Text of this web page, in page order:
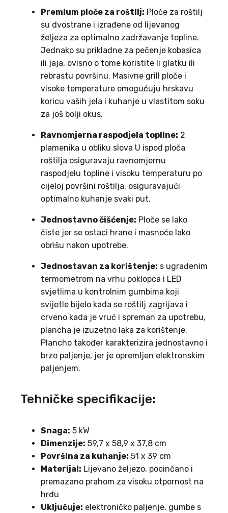
Premium ploče za roštilj: Ploče za roštilj
su dvostrane i izrađene od lijevanog
željeza za optimalno zadržavanje topline.
Jednako su prikladne za pečenje kobasica
ili jaja, ovisno o tome koristite li glatku ili
rebrastu površinu. Masivne grill ploče i
visoke temperature omogućuju hrskavu
koricu vaših jela i kuhanje u vlastitom soku
za još bolji okus.
Ravnomjerna raspodjela topline: 2
plamenika u obliku slova U ispod ploča
roštilja osiguravaju ravnomjernu
raspodjelu topline i visoku temperaturu po
cijeloj površini roštilja, osiguravajući
optimalno kuhanje svaki put.
Jednostavno čišćenje: Ploče se lako
čiste jer se ostaci hrane i masnoće lako
obrišu nakon upotrebe.
Jednostavan za korištenje: s ugrađenim
termometrom na vrhu poklopca i LED
svjetlima u kontrolnim gumbima koji
svijetle bijelo kada se roštilj zagrijava i
crveno kada je vruć i spreman za upotrebu,
plancha je izuzetno laka za korištenje.
Plancho također karakterizira jednostavno i
brzo paljenje, jer je opremljen elektronskim
paljenjem.
Tehničke specifikacije:
Snaga: 5 kW
Dimenzije: 59,7 x 58,9 x 37,8 cm
Površina za kuhanje: 51 x 39 cm
Materijal: Lijevano željezo, pocinčano i
premazano prahom za visoku otpornost na
hrđu
Uključuje: elektroničko paljenje, gumbe s